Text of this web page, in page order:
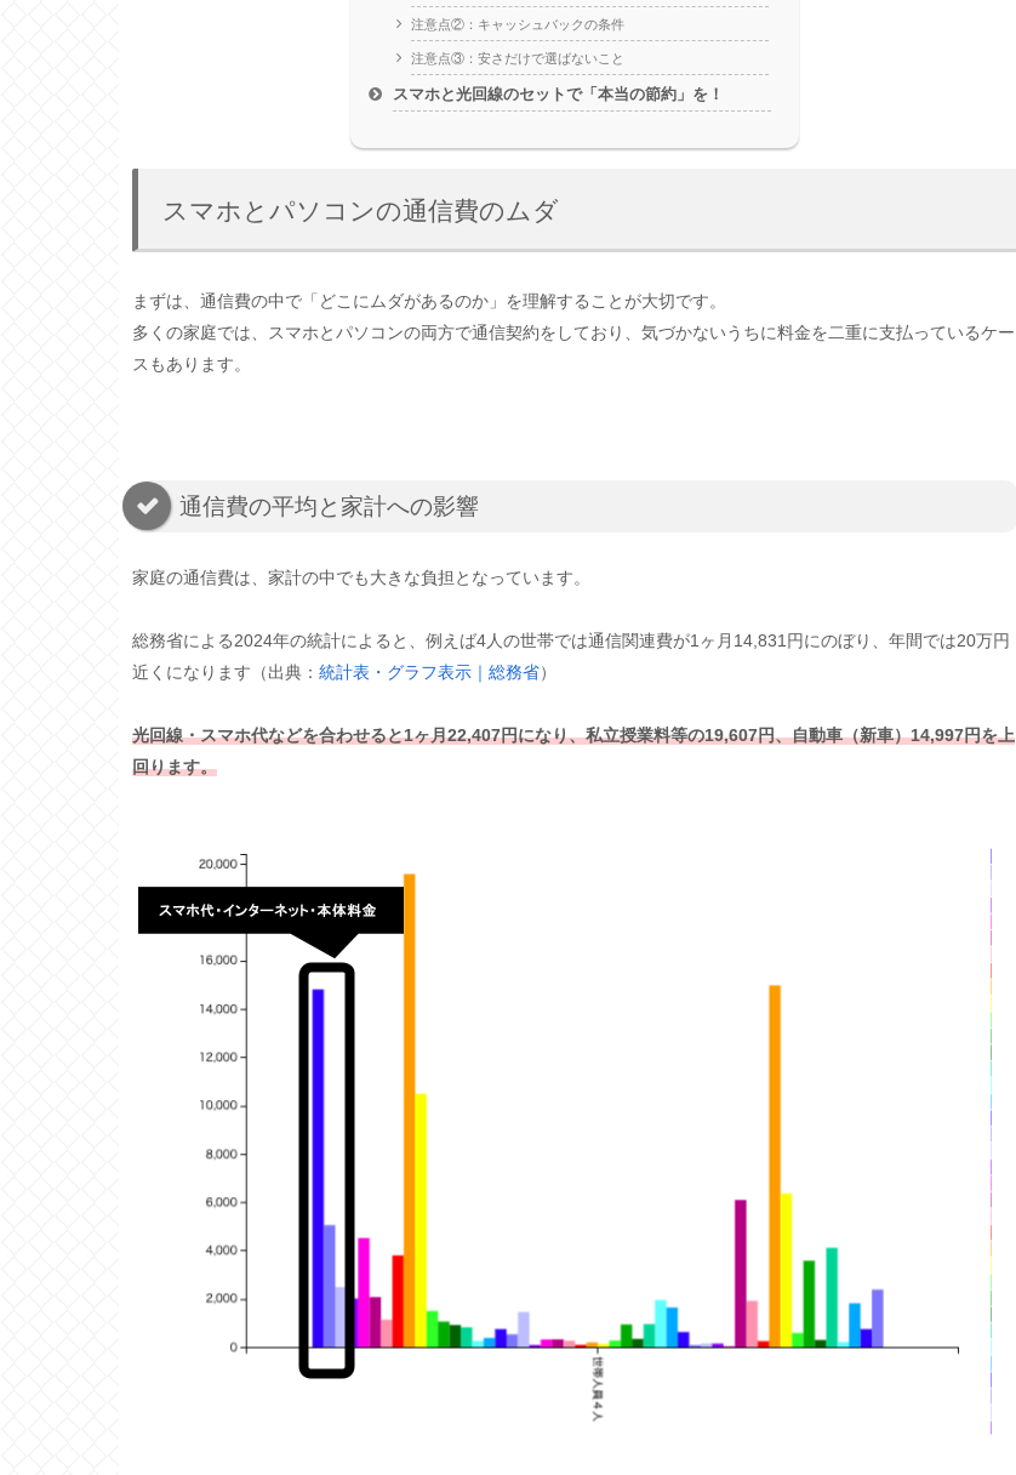
注意点②：キャッシュバックの条件
注意点③：安さだけで選ばないこと
スマホと光回線のセットで「本当の節約」を！
スマホとパソコンの通信費のムダ
まずは、通信費の中で「どこにムダがあるのか」を理解することが大切です。
多くの家庭では、スマホとパソコンの両方で通信契約をしており、気づかないうちに料金を二重に支払っているケー
スもあります。
通信費の平均と家計への影響
家庭の通信費は、家計の中でも大きな負担となっています。
総務省による2024年の統計によると、例えば4人の世帯では通信関連費が1ヶ月14,831円にのぼり、年間では20万円
近くになります（出典： 統計表・グラフ表示｜総務省）
光回線・スマホ代などを合わせると1ヶ月22,407円になり、私立授業料等の19,607円、自動車（新車）14,997円を上
回ります。